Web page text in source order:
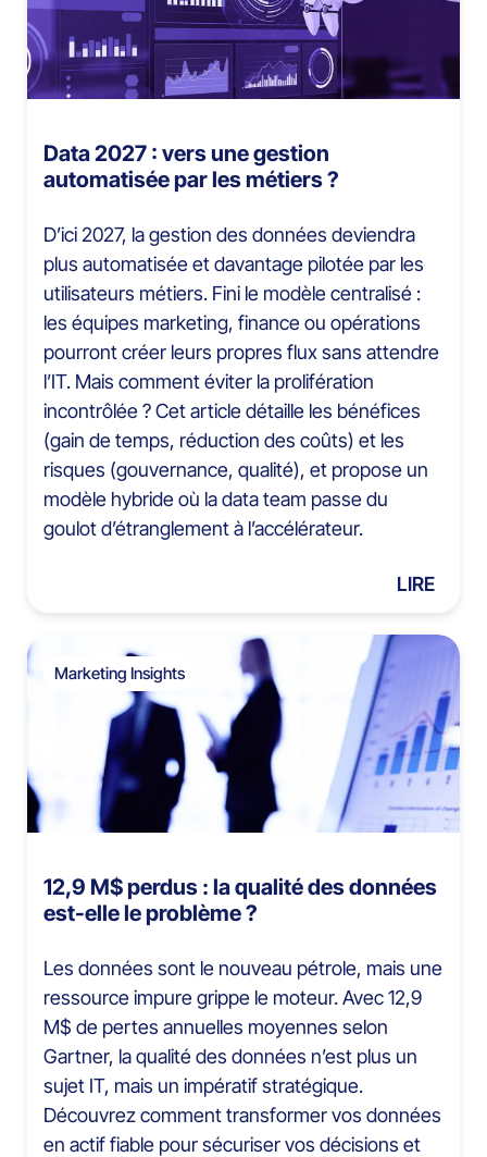
Data 2027 : vers une gestion
automatisée par les métiers ?
D’ici 2027, la gestion des données deviendra
plus automatisée et davantage pilotée par les
utilisateurs métiers. Fini le modèle centralisé :
les équipes marketing, finance ou opérations
pourront créer leurs propres flux sans attendre
l’IT. Mais comment éviter la prolifération
incontrôlée ? Cet article détaille les bénéfices
(gain de temps, réduction des coûts) et les
risques (gouvernance, qualité), et propose un
modèle hybride où la data team passe du
goulot d’étranglement à l’accélérateur.
LIRE
Marketing Insights
12,9 M$ perdus : la qualité des données
est-elle le problème ?
Les données sont le nouveau pétrole, mais une
ressource impure grippe le moteur. Avec 12,9
M$ de pertes annuelles moyennes selon
Gartner, la qualité des données n’est plus un
sujet IT, mais un impératif stratégique.
Découvrez comment transformer vos données
en actif fiable pour sécuriser vos décisions et